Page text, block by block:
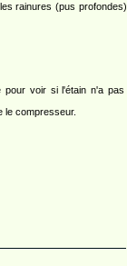
rainures (pus profondes)
pour voir si l'étain n'a pas
le compresseur.